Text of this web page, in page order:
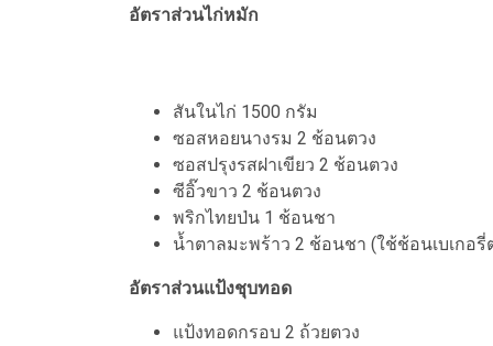
อัตราส่วนไก่หมัก
สันในไก่ 1500 กรัม
ซอสหอยนางรม 2 ช้อนตวง
ซอสปรุงรสฝาเขียว 2 ช้อนตวง
ซีอิ๊วขาว 2 ช้อนตวง
พริกไทยป่น 1 ช้อนชา
น้ำตาลมะพร้าว 2 ช้อนชา (ใช้ช้อนเบเกอรี่
อัตราส่วนแป้งชุบทอด
แป้งทอดกรอบ 2 ถ้วยตวง